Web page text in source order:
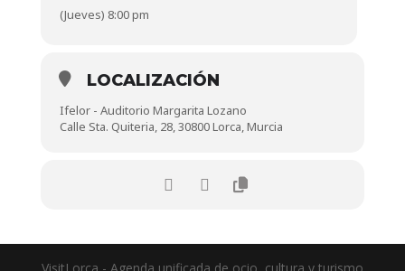
(Jueves) 8:00 pm
LOCALIZACIÓN
Ifelor - Auditorio Margarita Lozano
Calle Sta. Quiteria, 28, 30800 Lorca, Murcia